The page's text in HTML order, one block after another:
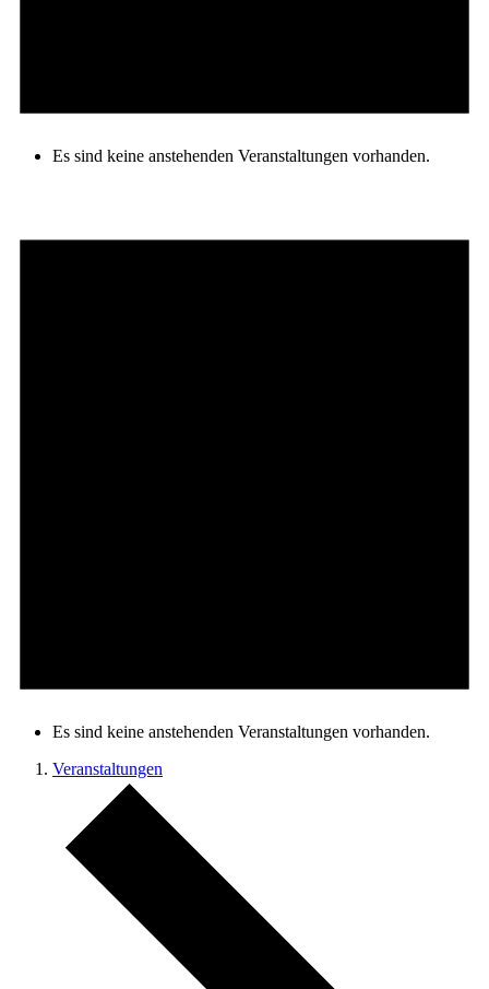
Es sind keine anstehenden Veranstaltungen vorhanden.
Es sind keine anstehenden Veranstaltungen vorhanden.
Veranstaltungen